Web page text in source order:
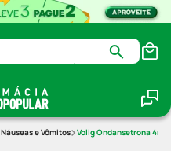
Náuseas e Vômitos Volig Ondansetrona